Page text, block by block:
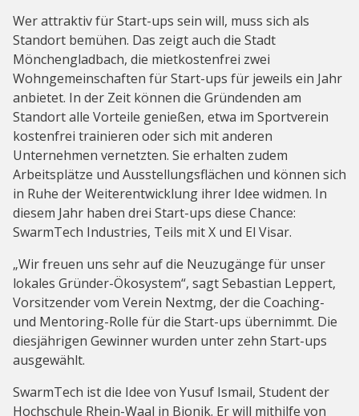
Wer attraktiv für Start-ups sein will, muss sich als
Standort bemühen. Das zeigt auch die Stadt
Mönchengladbach, die mietkostenfrei zwei
Wohngemeinschaften für Start-ups für jeweils ein Jahr
anbietet. In der Zeit können die Gründenden am
Standort alle Vorteile genießen, etwa im Sportverein
kostenfrei trainieren oder sich mit anderen
Unternehmen vernetzten. Sie erhalten zudem
Arbeitsplätze und Ausstellungsflächen und können sich
in Ruhe der Weiterentwicklung ihrer Idee widmen. In
diesem Jahr haben drei Start-ups diese Chance:
SwarmTech Industries, Teils mit X und El Visar.
„Wir freuen uns sehr auf die Neuzugänge für unser
lokales Gründer-Ökosystem“, sagt Sebastian Leppert,
Vorsitzender vom Verein Nextmg, der die Coaching-
und Mentoring-Rolle für die Start-ups übernimmt. Die
diesjährigen Gewinner wurden unter zehn Start-ups
ausgewählt.
SwarmTech ist die Idee von Yusuf Ismail, Student der
Hochschule Rhein-Waal in Bionik. Er will mithilfe von